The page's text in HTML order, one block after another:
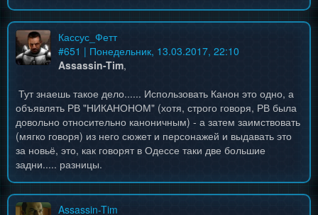
Кассус_Фетт
#651 | Понедельник, 13.03.2017, 22:10
Assassin-Tim,
Тут знаешь такое дело...... Использовать Канон это одно, а
объявлять РВ "НИКАНОНОМ" (хотя, строго говоря, РВ была
довольно относительно каноничным) - а затем заимствовать
(мягко говоря) из него сюжет и персонажей и выдавать это
за новьё, это, как говорят в Одессе таки две большие
задни..... разницы.
Assassin-Tim